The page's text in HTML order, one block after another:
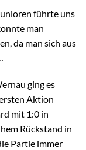
führte uns
man
da man sich aus
ging es
Aktion
mit 1:0 in
Rückstand in
Partie immer